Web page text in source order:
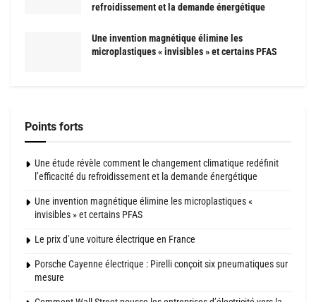
refroidissement et la demande énergétique
Une invention magnétique élimine les
microplastiques « invisibles » et certains PFAS
Points forts
Une étude révèle comment le changement climatique redéfinit
l’efficacité du refroidissement et la demande énergétique
Une invention magnétique élimine les microplastiques «
invisibles » et certains PFAS
Le prix d’une voiture électrique en France
Porsche Cayenne électrique : Pirelli conçoit six pneumatiques sur
mesure